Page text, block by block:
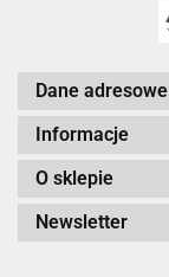
Dane adresowe
Informacje
O sklepie
Newsletter